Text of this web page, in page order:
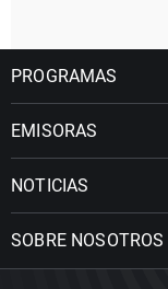
PROGRAMAS
EMISORAS
NOTICIAS
SOBRE NOSOTROS